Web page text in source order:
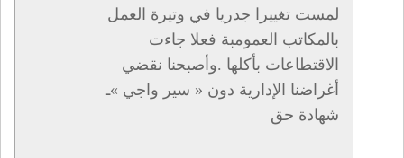
لمست تغييرا جدريا في وتيرة العمل
بالمكاتب العمومبة فعلا جاءت
الاقتطاعات بأكلها .وأصبحنا نقضي
أغراضنا الإدارية دون « سير واجي »ـ
شهادة حق